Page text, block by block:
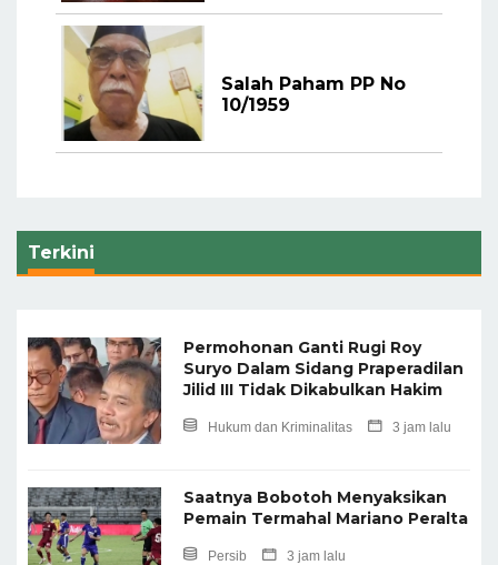
Salah Paham PP No
10/1959
Terkini
Permohonan Ganti Rugi Roy
Suryo Dalam Sidang Praperadilan
Jilid III Tidak Dikabulkan Hakim
Hukum dan Kriminalitas 3 jam lalu
Saatnya Bobotoh Menyaksikan
Pemain Termahal Mariano Peralta
Persib 3 jam lalu